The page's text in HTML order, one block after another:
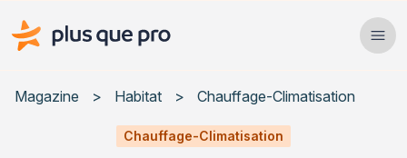
Plus que pro Mag'
Magazine > Habitat > Chauffage-Climatisation
Chauffage-Climatisation